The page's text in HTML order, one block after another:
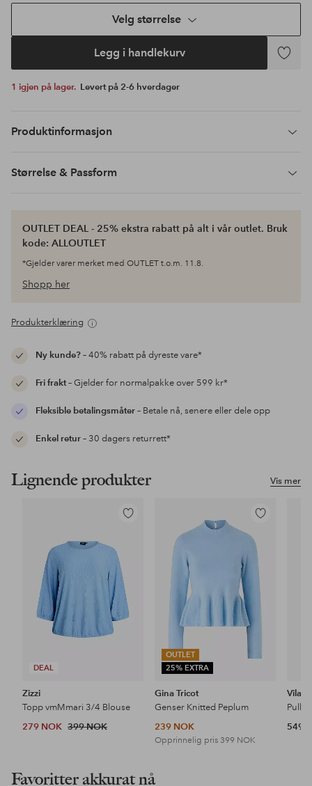
Velg størrelse
Legg i handlekurv
Legg
1 igjen på lager. Levert på 2-6 hverdager
Produktinformasjon
Størrelse & Passform
OUTLET DEAL - 25% ekstra rabatt på alt i vår outlet. Bruk
kode: ALLOUTLET
*Gjelder varer merket med OUTLET t.o.m. 11.8.
Shopp her
Produkterklæring
Ny kunde?– 40% rabatt på dyreste vare*
Fri frakt– Gjelder for normalpakke over 599 kr*
Fleksible betalingsmåter– Betale nå, senere eller dele opp
Enkel retur– 30 dagers returrett*
Vis mer
Lignende produkter
DEAL
Legg
Zizzi
Topp vmMmari 3/4 Blouse
279 NOK 399 NOK
OUTLET
25% EXTRA
Legg
favoritter
Gina Tricot
Genser Knitted Peplum
239 NOK
Opprinnelig pris 399 NOK
Vila
549
Favoritter akkurat nå